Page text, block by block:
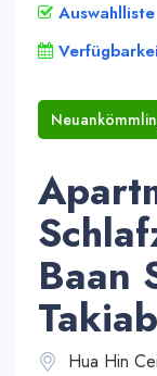
Auswahlliste
Baan
Hua Hin